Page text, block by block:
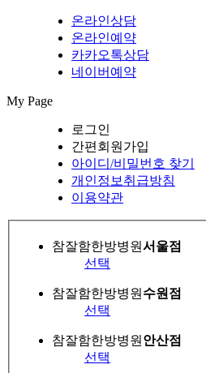
온라인상담
온라인예약
카카오톡상담
네이버예약
My Page
로그인
간편회원가입
아이디/비밀번호 찾기
개인정보취급방침
이용약관
참잘함한방병원서울점
선택
참잘함한방병원수원점
선택
참잘함한방병원안산점
선택